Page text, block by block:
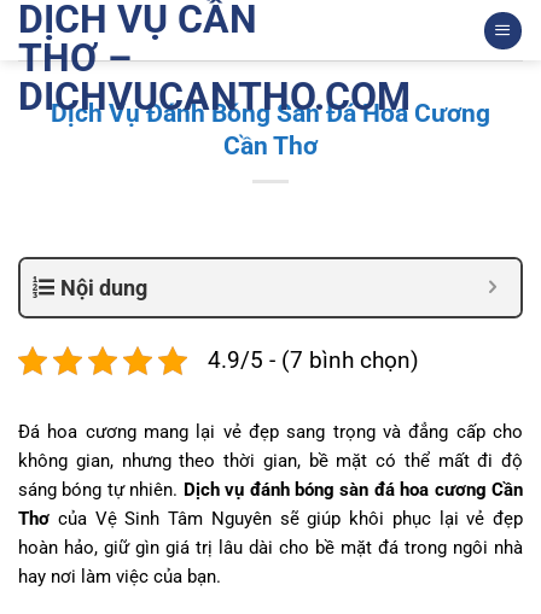
qua
dung
DỊCH VỤ CẦN
THƠ –
DICHVUCANTHO.COM
Dịch Vụ Đánh Bóng Sàn Đá Hoa Cương
Cần Thơ
Nội dung
4.9/5 - (7 bình chọn)
Đá hoa cương mang lại vẻ đẹp sang trọng và đẳng cấp cho
không gian, nhưng theo thời gian, bề mặt có thể mất đi độ
sáng bóng tự nhiên. Dịch vụ đánh bóng sàn đá hoa cương Cần
Thơ của Vệ Sinh Tâm Nguyên sẽ giúp khôi phục lại vẻ đẹp
hoàn hảo, giữ gìn giá trị lâu dài cho bề mặt đá trong ngôi nhà
hay nơi làm việc của bạn.